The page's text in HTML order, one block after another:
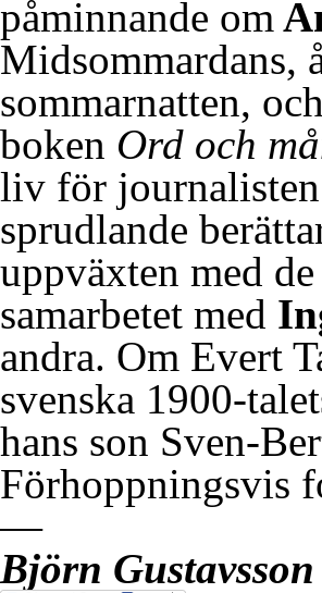
påminnande om
Midsommardans,
sommarnatten,
boken Ord och
liv för journalisten
sprudlande
uppväxten med
samarbetet med
andra. Om Evert
svenska 1900-
hans son Sven-
Förhoppningsvis
—
Björn Gustavsson